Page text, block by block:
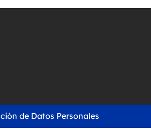
de Datos Personales